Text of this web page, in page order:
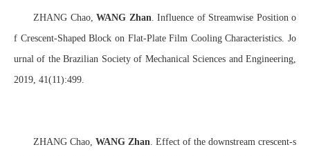
ZHANG Chao, WANG Zhan . Influence of Streamwise Position o
f Crescent-Shaped Block on Flat-Plate Film Cooling Characteristics. Jo
urnal of the Brazilian Society of Mechanical Sciences and Engineering,
2019, 41(11):499.
ZHANG Chao, WANG Zhan . Effect of the downstream crescent-s